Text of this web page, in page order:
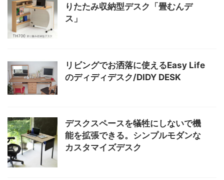
りたたみ収納型デスク「畳むんデ
ス」
リビングでお洒落に使えるEasy Life
のディディデスク/DIDY DESK
デスクスペースを犠牲にしないで機
能を拡張できる。シンプルモダンな
カスタマイズデスク